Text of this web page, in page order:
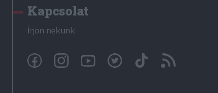
Kapcsolat
Írjon nekünk